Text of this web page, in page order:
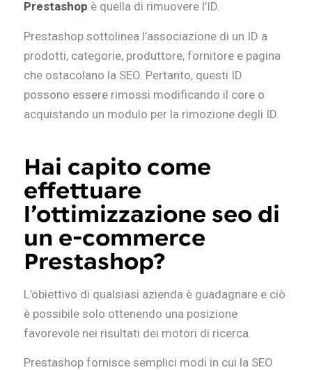
Prestashop è quella di rimuovere l’ID.
Prestashop sottolinea l’associazione di un ID a
prodotti, categorie, produttore, fornitore e pagina
che ostacolano la SEO. Pertanto, questi ID
possono essere rimossi modificando il core o
acquistando un modulo per la rimozione degli ID.
Hai capito come
effettuare
l’ottimizzazione seo di
un e-commerce
Prestashop?
L’obiettivo di qualsiasi azienda è guadagnare e ciò
è possibile solo ottenendo una posizione
favorevole nei risultati dei motori di ricerca.
Prestashop fornisce semplici modi in cui la SEO